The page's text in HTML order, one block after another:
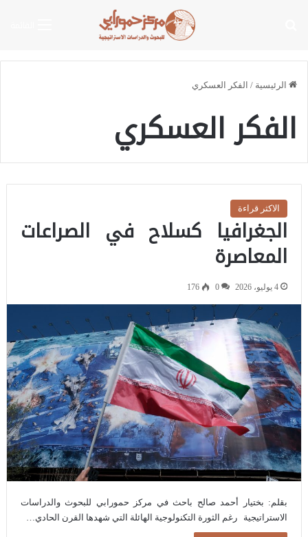
الرئيسية / الفكر العسكري
الفكر العسكري
الاكثر قراءة
الجغرافيا كسلاح في الصراعات
المعاصرة
4 يوليو، 2026 0
176
بقلم: بختيار أحمد صالح باحث في مركز حمورابي للبحوث والدراسات
الاستراتيجية رغم الثورة التكنولوجية الهائلة التي شهدها القرن الحادي…